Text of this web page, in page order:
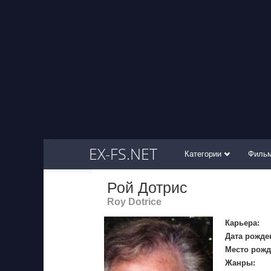
EX-FS.NET Категории
Рой Дотрис
Roy Dotrice
Карьера:
Дата
Место
Жанры: